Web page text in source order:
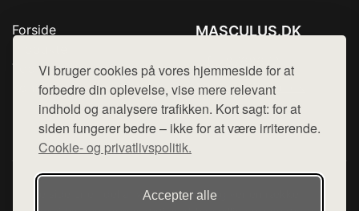
Vi bruger cookies på vores hjemmeside for at
forbedre din oplevelse, vise mere relevant
indhold og analysere trafikken. Kort sagt: for at
siden fungerer bedre – ikke for at være irriterende.
Cookie- og privatlivspolitik.
Accepter alle
Forside
Top Rabatter
Kontakt
MASCULUS.DK
Mail: hej@want.dk
Cookie- og privatlivspolitik
Denne side er en del af want.dk, der udgiver en række